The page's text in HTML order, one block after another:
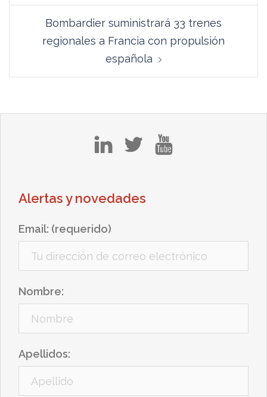
entradas
Bombardier suministrará 33 trenes
regionales a Francia con propulsión
española
Alertas y novedades
Email: (requerido)
Nombre:
Apellidos: